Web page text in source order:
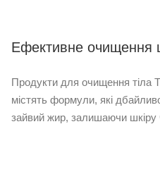
Ефективне очищення
Продукти для очищення тіла
містять формули, які
зайвий жир, залишаючи шкіру